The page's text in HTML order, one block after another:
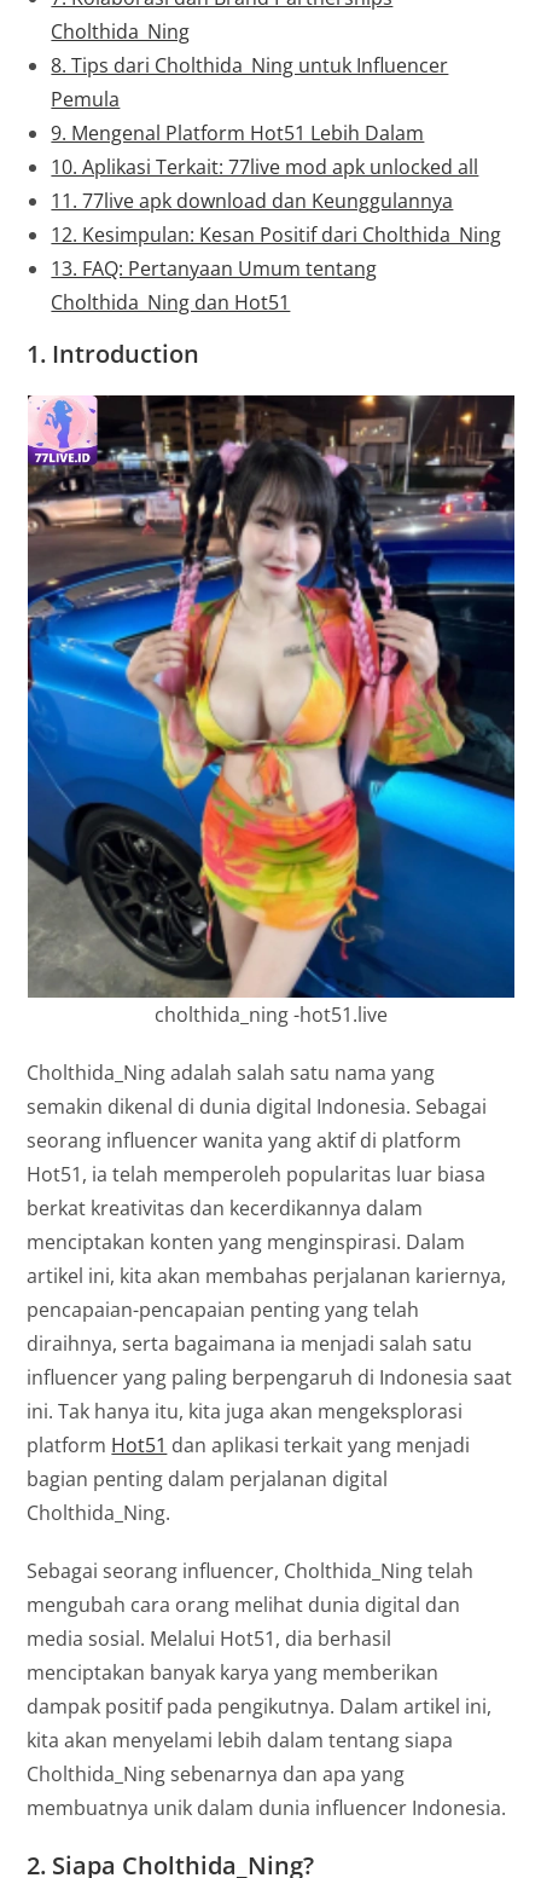
Cholthida_Ning
8. Tips dari Cholthida_Ning untuk Influencer
Pemula
9. Mengenal Platform Hot51 Lebih Dalam
10. Aplikasi Terkait: 77live mod apk unlocked all
11. 77live apk download dan Keunggulannya
12. Kesimpulan: Kesan Positif dari Cholthida_Ning
13. FAQ: Pertanyaan Umum tentang
Cholthida_Ning dan Hot51
1. Introduction
cholthida_ning -hot51.live
Cholthida_Ning adalah salah satu nama yang
semakin dikenal di dunia digital Indonesia. Sebagai
seorang influencer wanita yang aktif di platform
Hot51, ia telah memperoleh popularitas luar biasa
berkat kreativitas dan kecerdikannya dalam
menciptakan konten yang menginspirasi. Dalam
artikel ini, kita akan membahas perjalanan kariernya,
pencapaian-pencapaian penting yang telah
diraihnya, serta bagaimana ia menjadi salah satu
influencer yang paling berpengaruh di Indonesia saat
ini. Tak hanya itu, kita juga akan mengeksplorasi
platform Hot51 dan aplikasi terkait yang menjadi
bagian penting dalam perjalanan digital
Cholthida_Ning.
Sebagai seorang influencer, Cholthida_Ning telah
mengubah cara orang melihat dunia digital dan
media sosial. Melalui Hot51, dia berhasil
menciptakan banyak karya yang memberikan
dampak positif pada pengikutnya. Dalam artikel ini,
kita akan menyelami lebih dalam tentang siapa
Cholthida_Ning sebenarnya dan apa yang
membuatnya unik dalam dunia influencer Indonesia.
2. Siapa Cholthida_Ning?